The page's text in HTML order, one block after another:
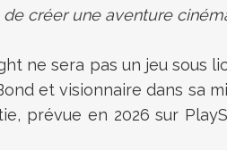
créer une aventure
ne sera pas un jeu
et visionnaire dans sa
prévue en 2026 sur